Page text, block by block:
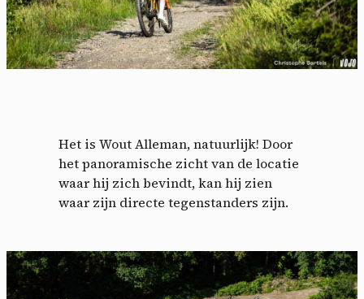
Het is Wout Alleman, natuurlijk! Door
het panoramische zicht van de locatie
waar hij zich bevindt, kan hij zien
waar zijn directe tegenstanders zijn.